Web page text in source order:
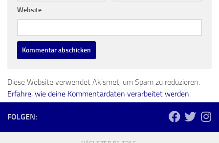
Website
Diese Website verwendet Akismet, um Spam zu reduzieren.
Erfahre, wie deine Kommentardaten verarbeitet werden.
FOLGEN: